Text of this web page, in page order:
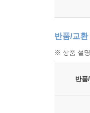
반품/교환
※ 상품 설
반품